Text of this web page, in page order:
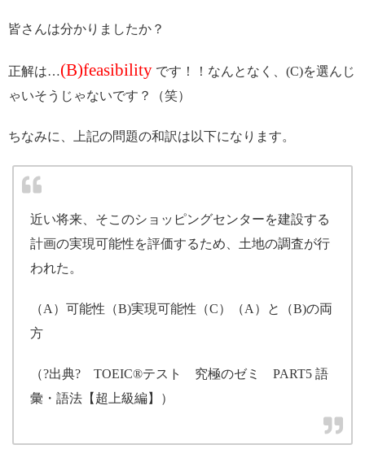
皆さんは分かりましたか？
正解は…(B)feasibility です！！なんとなく、(C)を選んじ
ゃいそうじゃないです？（笑）
ちなみに、上記の問題の和訳は以下になります。
近い将来、そこのショッピングセンターを建設する
計画の実現可能性を評価するため、土地の調査が行
われた。
（A）可能性（B)実現可能性（C）（A）と（B)の両
方
（?出典? TOEIC®テスト 究極のゼミ PART5 語
彙・語法【超上級編】）